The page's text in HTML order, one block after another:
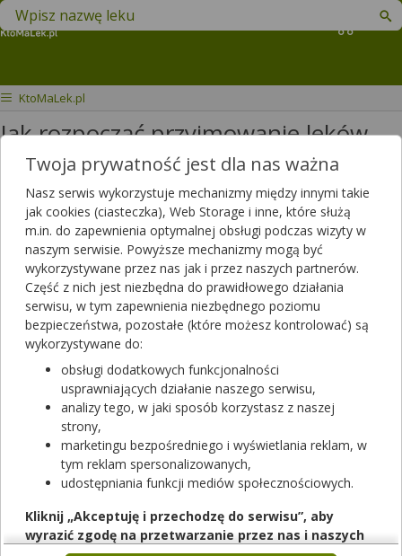
Koszyk
Znajdź lek w swojej okolicy
KtoMaLek.pl
Jak rozpocząć przyjmowanie leków
Milurit i Roswera przy Depakine
Chronosphere?
Dekapinechronspfere 250
przyjmuję dwa razy dziennie 9
rano,21 wieczorem.Jak włączyć
podawanie Milurit 100 i Rozwera 15
Dotyczy ulotkiMilurit
Dotyczy: Kobieta, 48 lat
Zobacz, która apteka w Twoim mieście ma lekMilurit.
Sprawdzaj dostępność leków w ponad aptek w całej Polsce!
Twoja prywatność jest dla nas ważna
Nasz serwis wykorzystuje mechanizmy między innymi takie
jak cookies (ciasteczka), Web Storage i inne, które służą
m.in. do zapewnienia optymalnej obsługi podczas wizyty w
naszym serwisie. Powyższe mechanizmy mogą być
wykorzystywane przez nas jak i przez naszych partnerów.
Część z nich jest niezbędna do prawidłowego działania
serwisu, w tym zapewnienia niezbędnego poziomu
bezpieczeństwa, pozostałe (które możesz kontrolować) są
wykorzystywane do:
obsługi dodatkowych funkcjonalności
usprawniających działanie naszego serwisu,
analizy tego, w jaki sposób korzystasz z naszej
strony,
marketingu bezpośredniego i wyświetlania reklam, w
tym reklam spersonalizowanych,
udostępniania funkcji mediów społecznościowych.
Kliknij „Akceptuję i przechodzę do serwisu”, aby
wyrazić zgodę na przetwarzanie przez nas i naszych